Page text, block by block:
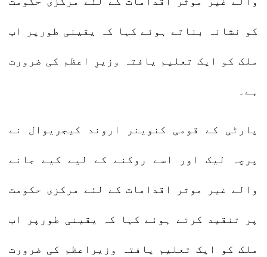
کو نشانہ بناتے ہوئے کہا کہ یقینی طورپر اب
ملک کو ایک تعلیم یافتہ وزیرِ اعظم کی ضرورت
ہے۔
پارٹی کے قومی کنوینر اروند کیجریوال نے
پرچہ لیک اور اسے روکنے کے لیے کیے جانے
والے غیر موثر اقدامات کے لئے مرکزی حکومت
پر تنقید کرتے ہوئے کہا کہ یقینی طورپر اب
ملک کو ایک تعلیم یافتہ وزیراعظم کی ضرورت